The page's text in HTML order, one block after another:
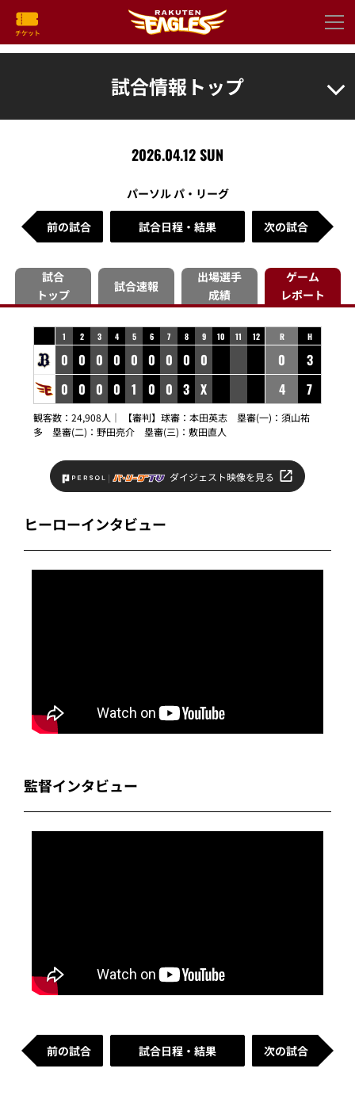
試合情報トップ
2026.04.12 SUN
パーソル パ・リーグ
前の試合 試合日程・結果 次の試合
試合
トップ
試合速報
出場選手
成績
ゲーム
レポート
1 2 3 4 5 6 7 8 9 10 11 12
0 0 0 0 0 0 0 0 0
0 0 0 0 1 0 0 3 X
R H
0
3
4
7
観客数：24,908人｜ 【審判】球審：本田英志 塁審(一)：須山祐
多 塁審(二)：野田亮介 塁審(三)：敷田直人
ダイジェスト映像を見る
ヒーローインタビュー
監督インタビュー
前の試合 試合日程・結果 次の試合